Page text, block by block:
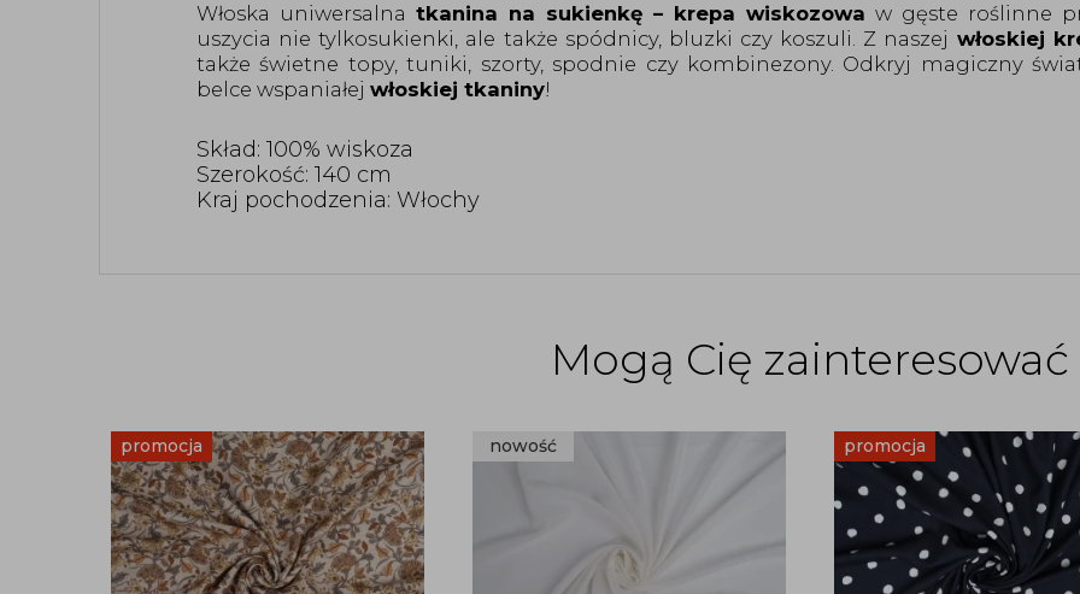
Włoska uniwersalna tkanina na sukienkę – krepa wiskozowa w gęste roślinne
uszycia nie tylkosukienki, ale także spódnicy, bluzki czy koszuli. Z naszej włoskiej
także świetne topy, tuniki, szorty, spodnie czy kombinezony. Odkryj magiczny
belce wspaniałej włoskiej tkaniny!
Skład: 100% wiskoza
Szerokość: 140 cm
Kraj pochodzenia: Włochy
Mogą Cię zainteresować
promocja nowość promocja